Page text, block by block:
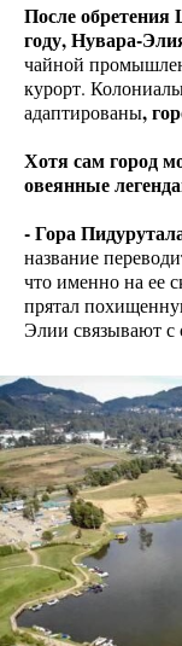
После
году, Нувара-
чайной
курорт.
адаптированы,
Хотя сам город
овеянные
- Гора
название
что именно на ее
прятал
Элии связывают с